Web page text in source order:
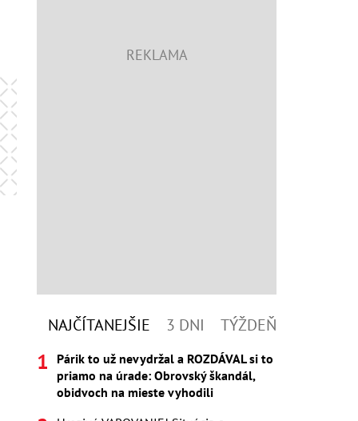
NAJČÍTANEJŠIE 3 DNI TÝŽDEŇ
Párik to už nevydržal a ROZDÁVAL si to
priamo na úrade: Obrovský škandál,
obidvoch na mieste vyhodili